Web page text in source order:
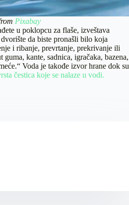
Pixabay
u poklopcu za flaše, izveštava
da biste pronašli bilo koja
i ribanje, prevrtanje, prekrivanje ili
kante, sadnica, igračaka, bazena,
Voda je takođe izvor hrane dok su
čestica koje se nalaze u vodi.